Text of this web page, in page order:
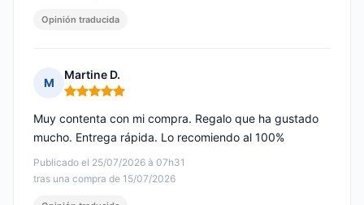
Opinión traducida
M
Martine D.
Nota: 5 de 5
Publicado el 25/07/2026 à 07h31
tras una compra de 15/07/2026
Muy contenta con mi compra. Regalo que ha gustado
mucho. Entrega rápida. Lo recomiendo al 100%